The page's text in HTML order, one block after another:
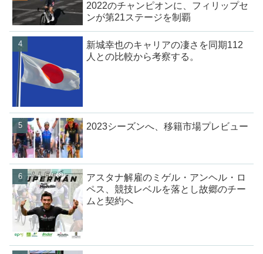
2022のチャンピオンに、フィリップセ
ンが第21ステージを制覇
新城幸也のキャリアの凄さを同期112
人との比較から考察する。
2023シーズンへ、移籍市場プレビュー
アスタナ解雇のミゲル・アンヘル・ロ
ペス、競技レベルを落とし故郷のチー
ムと契約へ